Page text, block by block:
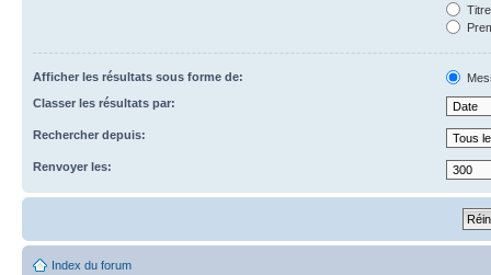
Afficher les résultats sous forme de:
Classer les résultats par:
Rechercher depuis:
Renvoyer les:
Index du forum